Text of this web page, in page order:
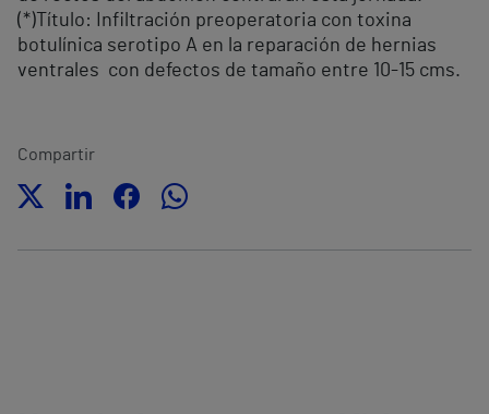
(*)Título: Infiltración preoperatoria con toxina
botulínica serotipo A en la reparación de hernias
ventrales con defectos de tamaño entre 10-15 cms.
Compartir